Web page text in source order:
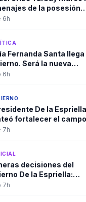
de la posesión
de Abelardo De
6h
Fernanda Santa llega
Será la nueva
de
6h
De la Espriella
fortalecer el
la presencia del
7h
decisiones del
De la Espriella:
a más de 100
7h